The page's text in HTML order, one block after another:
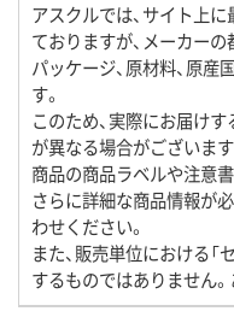
アスクルでは、サイト上
ておりますが、メーカーの
パッケージ、原材料、原産
す。
このため、実際にお届け
が異なる場合がございま
商品の商品ラベルや注意
さらに詳細な商品情報が
わせください。
また、販売単位における「
するものではありません